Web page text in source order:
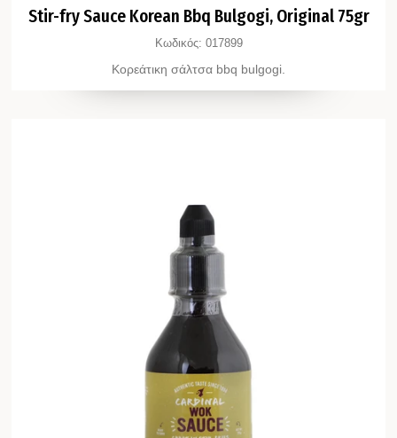
Stir-fry Sauce Korean Bbq Bulgogi, Original 75gr
Κωδικός: 017899
Κορεάτικη σάλτσα bbq bulgogi.